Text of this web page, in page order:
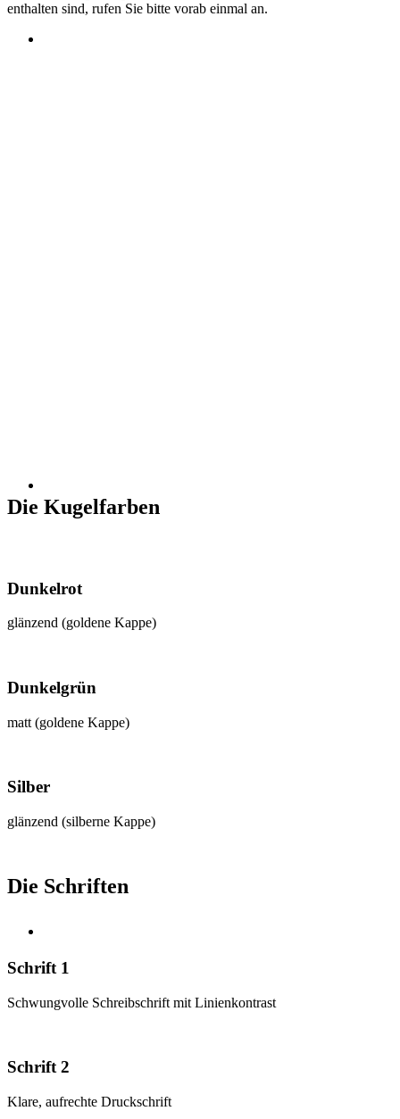
enthalten sind, rufen Sie bitte vorab einmal an.
Die Kugelfarben
Dunkelrot
glänzend (goldene Kappe)
Dunkelgrün
matt (goldene Kappe)
Silber
glänzend (silberne Kappe)
Die Schriften
Schrift 1
Schwungvolle Schreibschrift mit Linienkontrast
Schrift 2
Klare, aufrechte Druckschrift